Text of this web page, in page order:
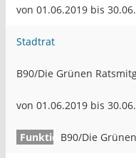
von 01.06.2019 bis
Stadtrat
B90/Die Grünen
von 01.06.2019 bis
B90/Die Grünen